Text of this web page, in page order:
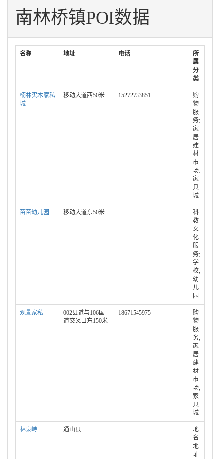
南林桥镇POI数据
名称 地址 电话
所
属
分
类
楠林实木家私
城
移动大道西50米 15272733851
购
物
服
务;
家
居
建
材
市
场;
家
具
城
苗苗幼儿园 移动大道东50米
科
教
文
化
服
务;
学
校;
幼
儿
园
观景家私
002县道与106国
道交叉口东150米
18671545975
购
物
服
务;
家
居
建
材
市
场;
家
具
城
林泉峙 通山县
地
名
地
址